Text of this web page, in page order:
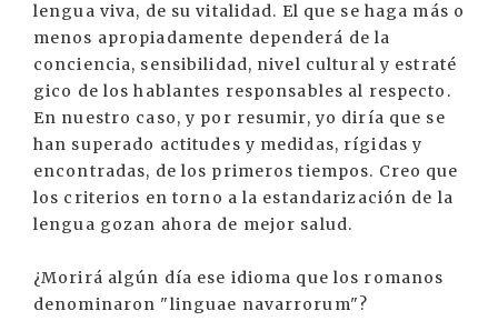
lengua viva, de su vitalidad. El que se haga más o
menos apropiadamente dependerá de la
conciencia, sensibilidad, nivel cultural y estraté
gico de los hablantes responsables al respecto.
En nuestro caso, y por resumir, yo diría que se
han superado actitudes y medidas, rígidas y
encontradas, de los primeros tiempos. Creo que
los criterios en torno a la estandarización de la
lengua gozan ahora de mejor salud.
¿Morirá algún día ese idioma que los romanos
denominaron "linguae navarrorum"?